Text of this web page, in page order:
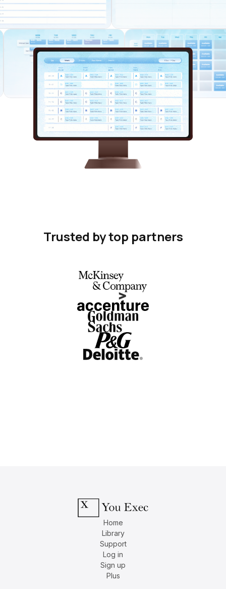
Trusted by top partners
Home
Library
Support
Log in
Sign up
Plus